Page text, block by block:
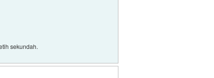
sekundah.